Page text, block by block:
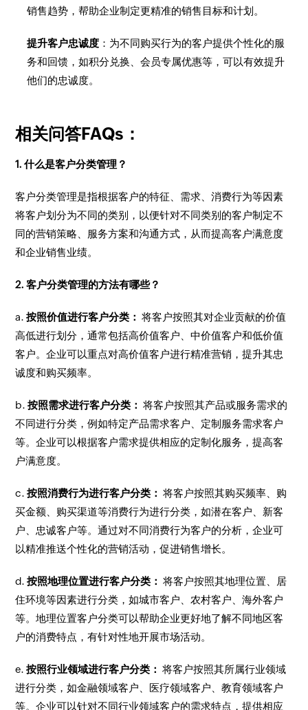
销售趋势，帮助企业制定更精准的销售目标和计划。
提升客户忠诚度 ：为不同购买行为的客户提供个性化的服
务和回馈，如积分兑换、会员专属优惠等，可以有效提升
他们的忠诚度。
相关问答FAQs：
1. 什么是客户分类管理？
客户分类管理是指根据客户的特征、需求、消费行为等因素
将客户划分为不同的类别，以便针对不同类别的客户制定不
同的营销策略、服务方案和沟通方式，从而提高客户满意度
和企业销售业绩。
2. 客户分类管理的方法有哪些？
a.按照价值进行客户分类： 将客户按照其对企业贡献的价值
高低进行划分，通常包括高价值客户、中价值客户和低价值
客户。企业可以重点对高价值客户进行精准营销，提升其忠
诚度和购买频率。
b.按照需求进行客户分类： 将客户按照其产品或服务需求的
不同进行分类，例如特定产品需求客户、定制服务需求客户
等。企业可以根据客户需求提供相应的定制化服务，提高客
户满意度。
c.按照消费行为进行客户分类： 将客户按照其购买频率、购
买金额、购买渠道等消费行为进行分类，如潜在客户、新客
户、忠诚客户等。通过对不同消费行为客户的分析，企业可
以精准推送个性化的营销活动，促进销售增长。
d.按照地理位置进行客户分类： 将客户按照其地理位置、居
住环境等因素进行分类，如城市客户、农村客户、海外客户
等。地理位置客户分类可以帮助企业更好地了解不同地区客
户的消费特点，有针对性地开展市场活动。
e.按照行业领域进行客户分类： 将客户按照其所属行业领域
进行分类，如金融领域客户、医疗领域客户、教育领域客户
等。企业可以针对不同行业领域客户的需求特点，提供相应